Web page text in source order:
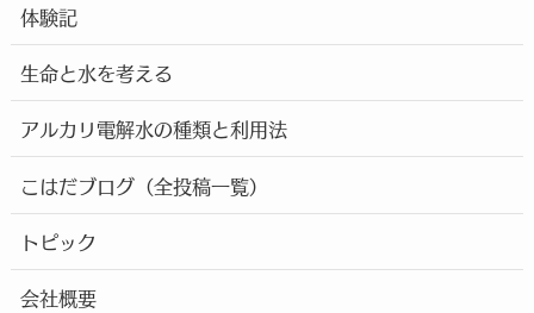
体験記
生命と水を考える
アルカリ電解水の種類と利用法
こはだブログ（全投稿一覧）
トピック
会社概要